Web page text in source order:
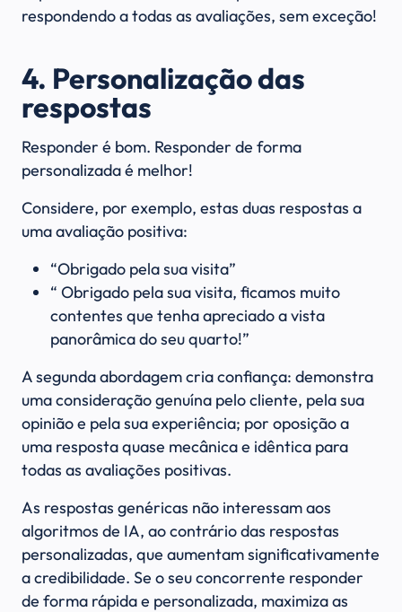
respondendo a todas as avaliações, sem exceção!
4. Personalização das
respostas
Responder é bom. Responder de forma
personalizada é melhor!
Considere, por exemplo, estas duas respostas a
uma avaliação positiva:
“Obrigado pela sua visita”
“ Obrigado pela sua visita, ficamos muito
contentes que tenha apreciado a vista
panorâmica do seu quarto!”
A segunda abordagem cria confiança: demonstra
uma consideração genuína pelo cliente, pela sua
opinião e pela sua experiência; por oposição a
uma resposta quase mecânica e idêntica para
todas as avaliações positivas.
As respostas genéricas não interessam aos
algoritmos de IA, ao contrário das respostas
personalizadas, que aumentam significativamente
a credibilidade. Se o seu concorrente responder
de forma rápida e personalizada, maximiza as